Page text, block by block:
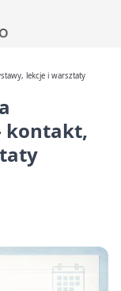
lekcje i warsztaty
kontakt,